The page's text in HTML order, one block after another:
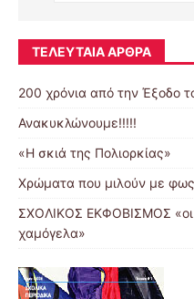
ΤΕΛΕΥΤΑΊΑ ΆΡΘΡΑ
200 χρόνια από την Έξοδο
Ανακυκλώνουμε!!!!!
«Η σκιά της Πολιορκίας»
Χρώματα που μιλούν με
ΣΧΟΛΙΚΟΣ ΕΚΦΟΒΙΣΜΟΣ «οι
χαμόγελα»